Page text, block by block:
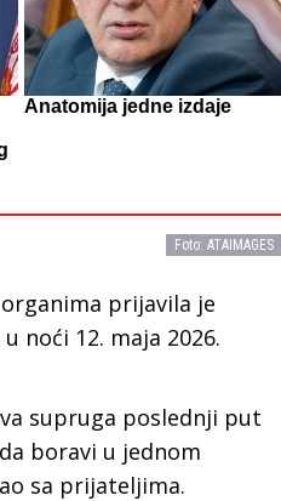
Anatomija jedne izdaje
Foto: ATAIMAGES
prijavila je
noći 12. maja 2026.
supruga poslednji put
boravi u jednom
sa prijateljima.